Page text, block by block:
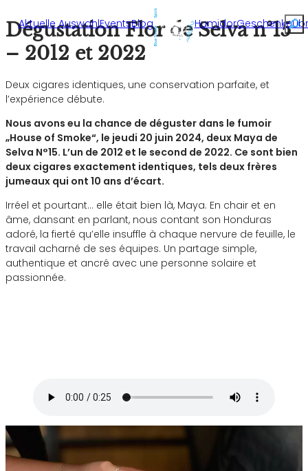
Aktuelle AuswahlEventsBlog HumidorGeschenke
Dégustation Flor de Selva n°15
– 2012 et 2022
Deux cigares identiques, une conservation parfaite, et
l’expérience débute.
Nous avons eu la chance de déguster dans le fumoir
„House of Smoke“, le jeudi 20 juin 2024, deux Maya de
Selva N°15. L’un de 2012 et le second de 2022. Ce sont bien
deux cigares exactement identiques, tels deux frères
jumeaux qui ont 10 ans d’écart.
Irréel et pourtant… elle était bien là, Maya. En chair et en
âme, dansant en parlant, nous contant son Honduras
adoré, la fierté qu’elle insuffle à chaque nervure de feuille, le
travail acharné de ses équipes. Un partage simple,
authentique et ancré avec une personne solaire et
passionnée.